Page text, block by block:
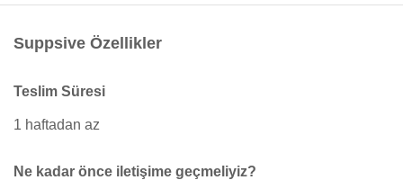
Suppsive Özellikler
Teslim Süresi
1 haftadan az
Ne kadar önce iletişime geçmeliyiz?